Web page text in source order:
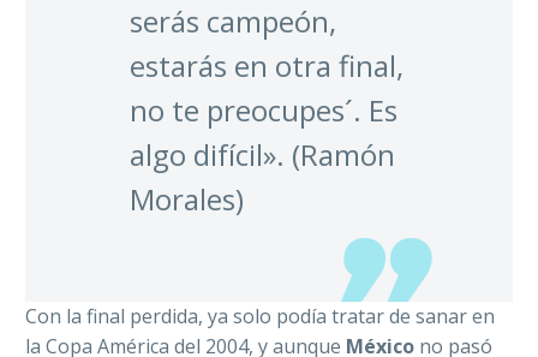
serás campeón,
estarás en otra final,
no te preocupes´. Es
algo difícil». (Ramón
Morales)
Con la final perdida, ya solo podía tratar de sanar en
la Copa América del 2004, y aunque México no pasó